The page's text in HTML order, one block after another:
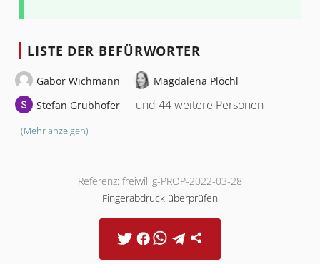
LISTE DER BEFÜRWORTER
Gabor Wichmann
Magdalena Plöchl
Stefan Grubhofer
und 44 weitere Personen
(Mehr anzeigen)
Referenz: freiwillig-PROP-2022-03-28
Fingerabdruck überprüfen